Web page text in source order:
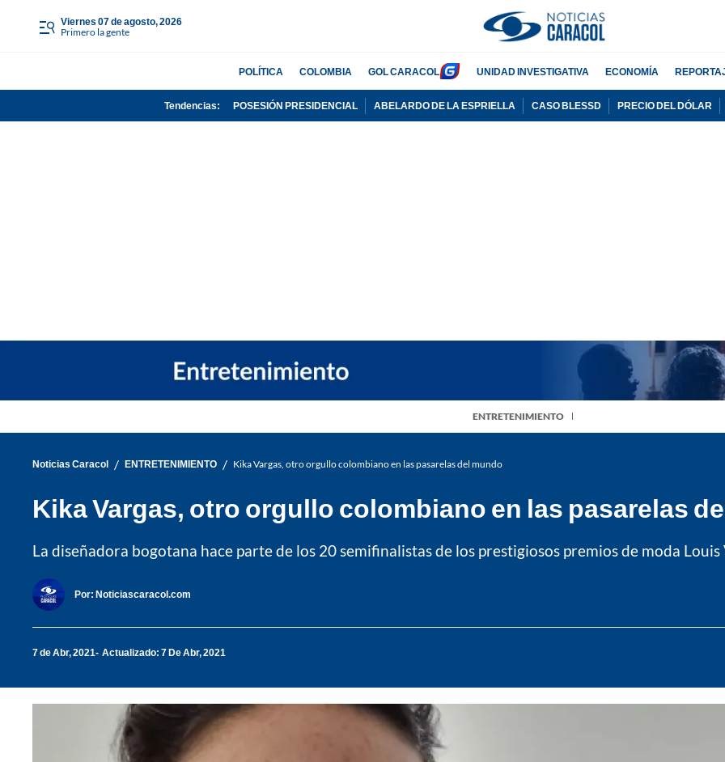
viernes 07 de agosto, 2026
Primero la gente
POLÍTICA COLOMBIA GOL CARACOL UNIDAD INVESTIGATIVA ECONOMÍA
Tendencias: POSESIÓN PRESIDENCIAL ABELARDO DE LA ESPRIELLA CASO BLESSD PRECIO DEL DÓLAR
ENTRETENIMIENTO
Noticias Caracol / ENTRETENIMIENTO / Kika Vargas, otro orgullo colombiano en las pasarelas del mundo
Kika Vargas, otro orgullo colombiano en las pasarelas
La diseñadora bogotana hace parte de los 20 semifinalistas de los prestigiosos premios de moda
Por: Noticiascaracol.com
7 de Abr, 2021 Actualizado: 7 De Abr, 2021